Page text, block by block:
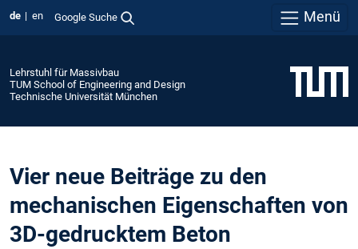
de en Google Suche Menü
Lehrstuhl für Massivbau
TUM School of Engineering and Design
Technische Universität München
Vier neue Beiträge zu den
mechanischen Eigenschaften von
3D-gedrucktem Beton